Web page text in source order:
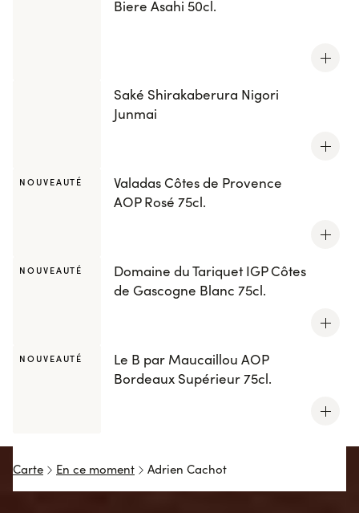
Carte En ce moment Adrien Cachot
Biere Asahi 50cl.
Saké Shirakaberura Nigori
Junmai
NOUVEAUTÉ
Valadas Côtes de Provence
AOP Rosé 75cl.
NOUVEAUTÉ
Domaine du Tariquet IGP Côtes
de Gascogne Blanc 75cl.
NOUVEAUTÉ
Le B par Maucaillou AOP
Bordeaux Supérieur 75cl.